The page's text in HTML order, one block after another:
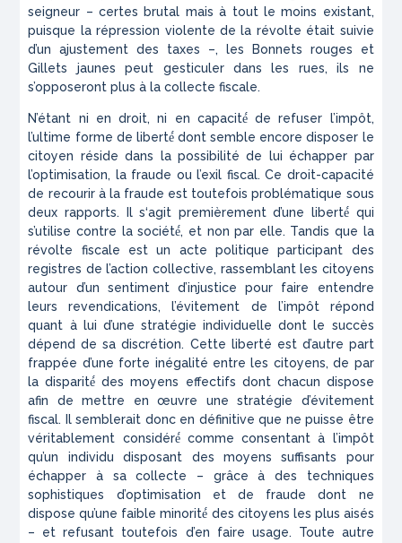
seigneur – certes brutal mais à tout le moins existant,
puisque la répression violente de la révolte était suivie
d’un ajustement des taxes –, les Bonnets rouges et
Gillets jaunes peut gesticuler dans les rues, ils ne
s’opposeront plus à la collecte fiscale.
N’étant ni en droit, ni en capacité́ de refuser l’impôt,
l’ultime forme de liberté́ dont semble encore disposer le
citoyen réside dans la possibilité de lui échapper par
l’optimisation, la fraude ou l’exil fiscal. Ce droit-capacité
de recourir à la fraude est toutefois problématique sous
deux rapports. Il s‘agit premièrement d’une liberté́ qui
s’utilise contre la société́, et non par elle. Tandis que la
révolte fiscale est un acte politique participant des
registres de l’action collective, rassemblant les citoyens
autour d’un sentiment d’injustice pour faire entendre
leurs revendications, l’évitement de l’impôt répond
quant à lui d’une stratégie individuelle dont le succès
dépend de sa discrétion. Cette liberté est d’autre part
frappée d’une forte inégalité entre les citoyens, de par
la disparité́ des moyens effectifs dont chacun dispose
afin de mettre en œuvre une stratégie d’évitement
fiscal. Il semblerait donc en définitive que ne puisse être
véritablement considéré́ comme consentant à l’impôt
qu’un individu disposant des moyens suffisants pour
échapper à sa collecte – grâce à des techniques
sophistiques d’optimisation et de fraude dont ne
dispose qu’une faible minorité́ des citoyens les plus aisés
– et refusant toutefois d’en faire usage. Toute autre